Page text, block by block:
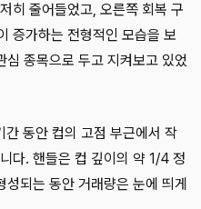
히 줄어들었고, 오른쪽 회복 구
증가하는 전형적인 모습을 보
종목으로 두고 지켜보고 있었
동안 컵의 고점 부근에서 작
다. 핸들은 컵 깊이의 약 1/4 정
되는 동안 거래량은 눈에 띄게